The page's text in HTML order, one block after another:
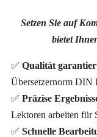
Setzen Sie auf
bietet
✅ Qualität
Übersetzernorm DIN
✅ Präzise
Lektoren arbeiten für
✅ Schnelle